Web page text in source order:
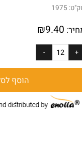
₪ 9.40
הוסף לסל